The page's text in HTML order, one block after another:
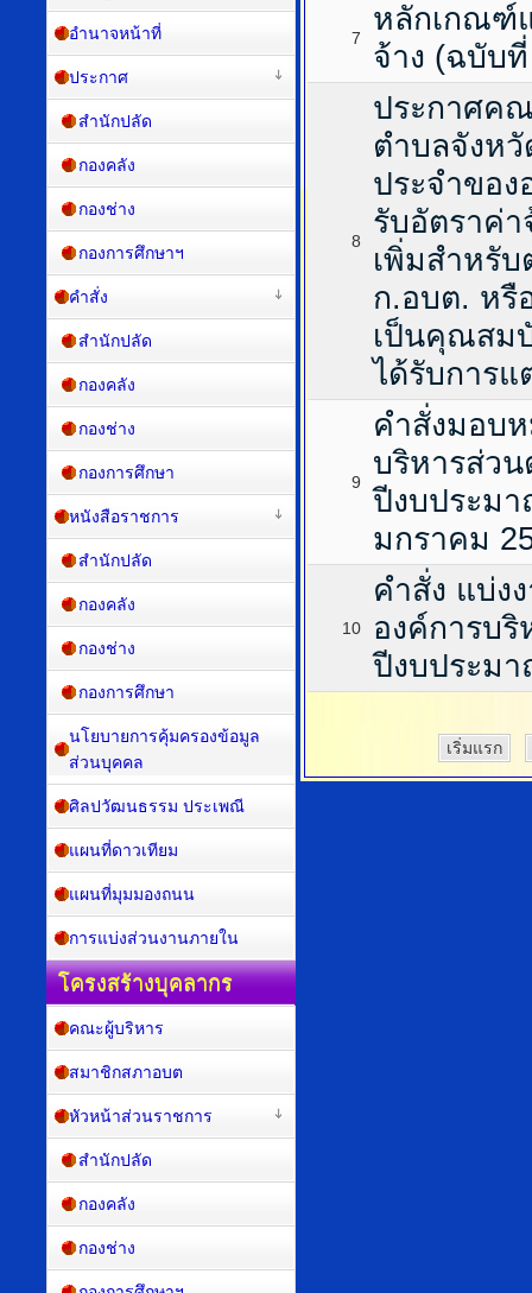
7
หลักเกณฑ์
จ้าง (ฉบับ
8
ประกาศค
ตำบลจังห
ประจำของ
รับอัตราค่า
เพิ่มสำหรั
ก.อบต. ห
เป็นคุณสม
ได้รับการแ
9
คำสั่งมอบ
บริหารส่ว
ปีงบประม
มกราคม
10
คำสั่ง แบ่ง
องค์การบ
ปีงบประม
เริ่มแรก
อำนาจหน้าที่
ประกาศ
สำนักปลัด
กองคลัง
กองช่าง
กองการศึกษาฯ
คำสั่ง
สำนักปลัด
กองคลัง
กองช่าง
กองการศึกษา
หนังสือราชการ
สำนักปลัด
กองคลัง
กองช่าง
กองการศึกษา
นโยบายการคุ้มครองข้อมูล
ส่วนบุคคล
ศิลปวัฒนธรรม ประเพณี
แผนที่ดาวเทียม
แผนที่มุมมองถนน
การแบ่งส่วนงานภายใน
โครงสร้างบุคลากร
คณะผู้บริหาร
สมาชิกสภาอบต
หัวหน้าส่วนราชการ
สำนักปลัด
กองคลัง
กองช่าง